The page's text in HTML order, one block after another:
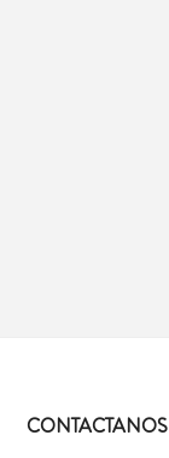
CONTACTANOS